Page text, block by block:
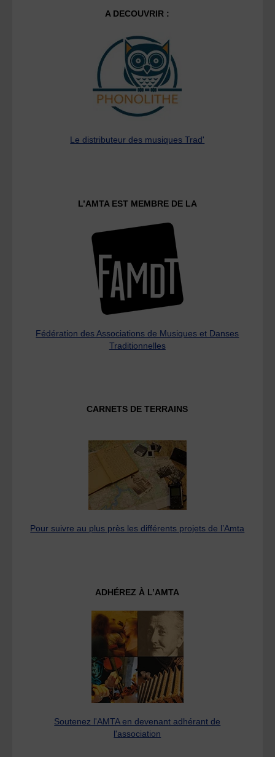
A DECOUVRIR :
Le distributeur des musiques Trad'
L’AMTA EST MEMBRE DE LA
Fédération des Associations de Musiques et Danses
Traditionnelles
CARNETS DE TERRAINS
Pour suivre au plus près les différents projets de l’Amta
ADHÉREZ À L’AMTA
Soutenez l'AMTA en devenant adhérant de
l'association